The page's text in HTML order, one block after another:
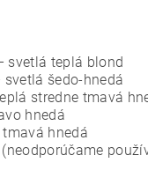
svetlá teplá blond
svetlá šedo-hnedá
stredne tmavá
hnedá
hnedá